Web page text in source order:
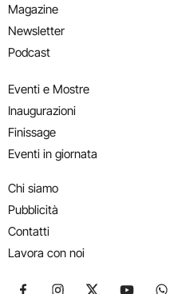
Magazine
Newsletter
Podcast
Eventi e Mostre
Inaugurazioni
Finissage
Eventi in giornata
Chi siamo
Pubblicità
Contatti
Lavora con noi
Seguici su Facebook
Seguici su Instagram
Seguici su X
Seguici